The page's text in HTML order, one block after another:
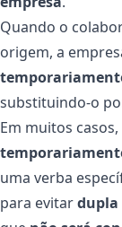
Quando o
origem, a
substituindo-o
Em muitos
uma verba
para evitardupla